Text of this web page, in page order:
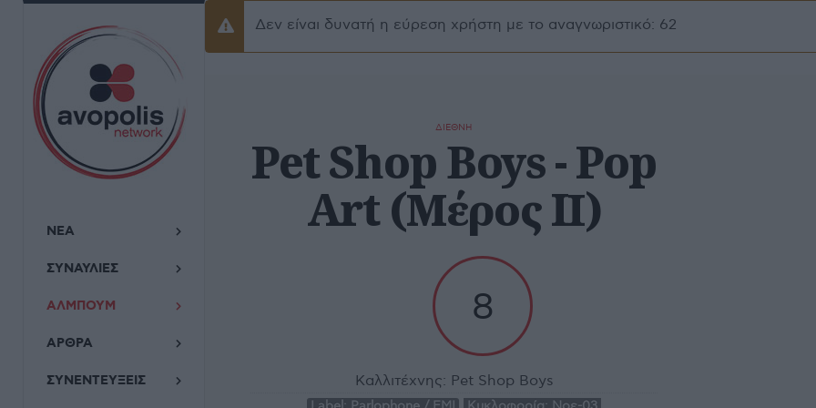
ΝΕΑ
ΣΥΝΑΥΛΙΕΣ
ΑΛΜΠΟΥΜ
ΑΡΘΡΑ
ΣΥΝΕΝΤΕΥΞΕΙΣ
Προειδοποίσηση
Δεν είναι δυνατή η εύρεση χρήστη με το αναγνωριστικό: 62
ΔΙΕΘΝΗ
Pet Shop Boys - Pop
Art (Μέρος IΙ)
8
Καλλιτέχνης: Pet Shop Boys